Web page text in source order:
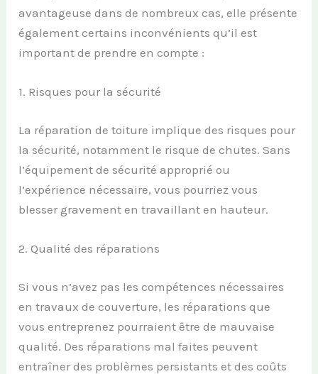
avantageuse dans de nombreux cas, elle présente
également certains inconvénients qu’il est
important de prendre en compte :
1. Risques pour la sécurité
La réparation de toiture implique des risques pour
la sécurité, notamment le risque de chutes. Sans
l’équipement de sécurité approprié ou
l’expérience nécessaire, vous pourriez vous
blesser gravement en travaillant en hauteur.
2. Qualité des réparations
Si vous n’avez pas les compétences nécessaires
en travaux de couverture, les réparations que
vous entreprenez pourraient être de mauvaise
qualité. Des réparations mal faites peuvent
entraîner des problèmes persistants et des coûts